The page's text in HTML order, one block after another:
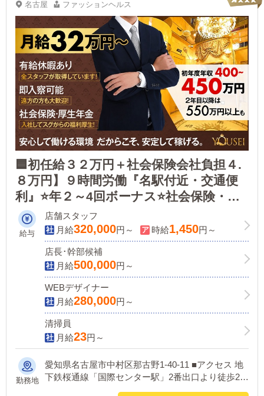
名古屋 ファッションヘルス
🟦初任給３２万円＋社会保険会社負担４.
８万円】９時間労働『名駅付近・交通便
利』⭐️年２～4回ボーナス⭐️社会保険・雇
用保険・厚生年金・労災保険すぐ入れま
す⭐️有給休暇⭐️日払いOK⭐️面接交通費支給
給与
店舗スタッフ
月給320,000円～ 時給1,450円～
店長･幹部候補
月給500,000円～
WEBデザイナー
月給280,000円～
清掃員
月給23円～
勤務地
愛知県名古屋市中村区那古野1-40-11 ■アクセス 地
下鉄桜通線「国際センター駅」2番出口より徒歩2分